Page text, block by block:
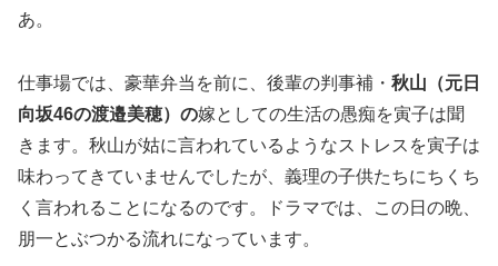
あ。
仕事場では、豪華弁当を前に、後輩の判事補・ 秋山（元日
向坂46の渡邉美穂）の嫁としての生活の愚痴を寅子は聞
きます。秋山が姑に言われているようなストレスを寅子は
味わってきていませんでしたが、義理の子供たちにちくち
く言われることになるのです。ドラマでは、この日の晩、
朋一とぶつかる流れになっています。